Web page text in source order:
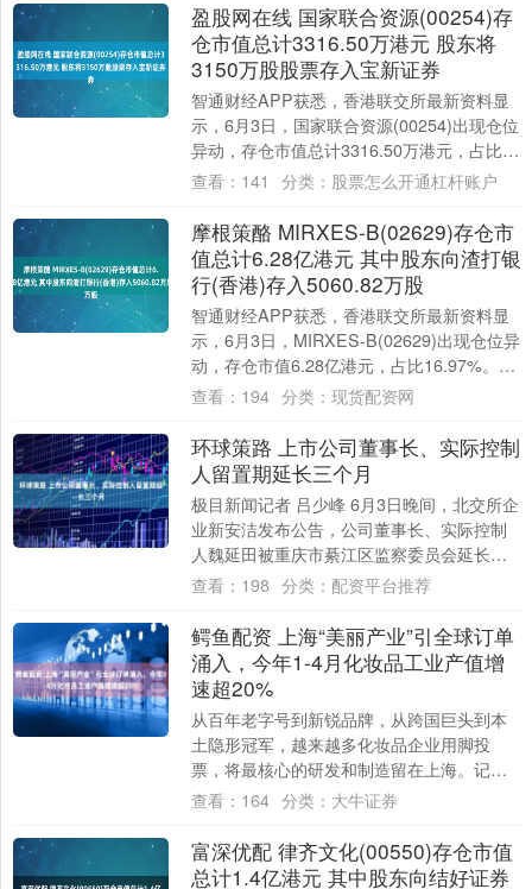
盈股网在线 国家联合资源(00254)存
仓市值总计3316.50万港元 股东将
3150万股股票存入宝新证券
智通财经APP获悉，香港联交所最新资料显
示，6月3日，国家联合资源(00254)出现仓位
异动，存仓市值总计3316.50万港元，占比
5.94%。该公司股东将31....
查看： 141 分类： 股票怎么开通杠杆账户
摩根策酪 MIRXES-B(02629)存仓市
值总计6.28亿港元 其中股东向渣打银
行(香港)存入5060.82万股
智通财经APP获悉，香港联交所最新资料显
示，6月3日，MIRXES-B(02629)出现仓位异
动，存仓市值6.28亿港元，占比16.97%。该
公司股东将股票存入....
查看： 194 分类： 现货配资网
环球策路 上市公司董事长、实际控制
人留置期延长三个月
极目新闻记者 吕少峰 6月3日晚间，北交所企
业新安洁发布公告，公司董事长、实际控制
人魏延田被重庆市綦江区监察委员会延长留
置时间三个月，留置期限自2026年5月2....
查看： 198 分类： 配资平台推荐
鳄鱼配资 上海“美丽产业”引全球订单
涌入，今年1-4月化妆品工业产值增
速超20%
从百年老字号到新锐品牌，从跨国巨头到本
土隐形冠军，越来越多化妆品企业用脚投
票，将最核心的研发和制造留在上海。记者
昨天从市经济信息化委了解到，今年1至4
查看： 164 分类： 大牛证券
富深优配 律齐文化(00550)存仓市值
总计1.4亿港元 其中股东向结好证券